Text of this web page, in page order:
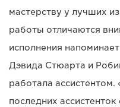
мастерству у лучших
работы отличаются
исполнения
Дэвида Стюарта и
работала
последних